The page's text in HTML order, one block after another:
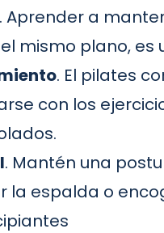
. Aprender a
mismo plano, es
. El pilates
con los
. Mantén una
la espalda o